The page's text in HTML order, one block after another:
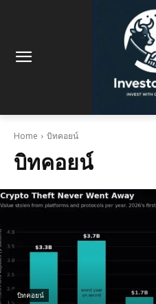
Home บิทคอยน์
บิทคอยน์
บิทคอยน์